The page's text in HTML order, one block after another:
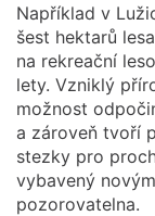
Například v
šest hektarů
na rekreační
lety. Vzniklý
možnost
a zároveň tvoří
stezky pro
vybavený
pozorovatelna.